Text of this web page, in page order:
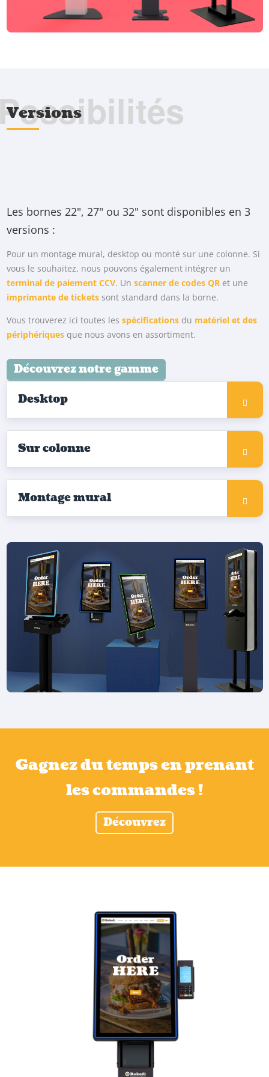
Versions
Les bornes 22", 27" ou 32" sont disponibles en 3
versions :
Pour un montage mural, desktop ou monté sur une colonne. Si
vous le souhaitez, nous pouvons également intégrer un
terminal de paiement CCV. Un scanner de codes QRet une
imprimante de ticketssont standard dans la borne.
Vous trouverez ici toutes les spécificationsdu matériel et des
périphériquesque nous avons en assortiment.
Découvrez notre gamme
Desktop
Sur colonne
Montage mural
Gagnez du temps en prenant
les commandes !
Découvrez